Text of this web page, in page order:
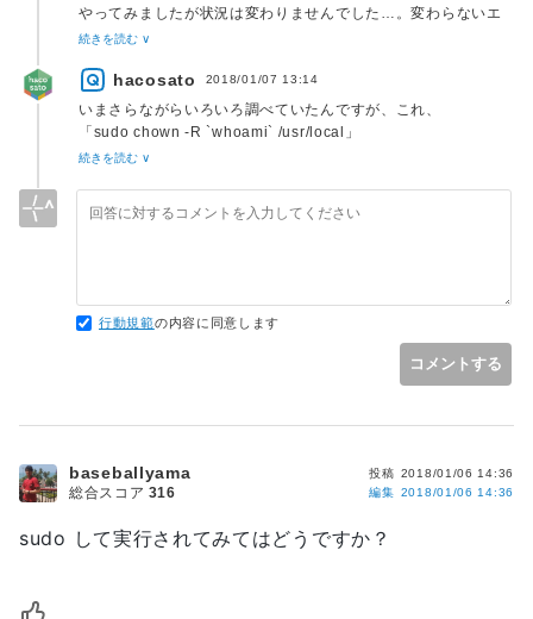
やってみましたが状況は変わりませんでした…。変わらないエ
ラーが出ます。
ョンを手に入れようとする方法なのだと理解しました。
理解はしましたがうまくいかない…。
続きを読む ∨
hacosato 2018/01/07 13:14
いまさらながらいろいろ調べていたんですが、これ、
「sudo chown -R `whoami` /usr/local」
にしないといけないところだった感じじゃないでしょうか？
続きを読む ∨
行動規範の内容に同意します
コメントする
sudo して実行されてみてはどうですか？
投稿 2018/01/06 14:36
編集 2018/01/06 14:36
baseballyama
総合スコア 316